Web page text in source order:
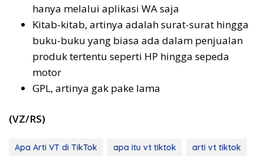
hanya melalui aplikasi WA saja
Kitab-kitab, artinya adalah surat-surat hingga
buku-buku yang biasa ada dalam penjualan
produk tertentu seperti HP hingga sepeda
motor
GPL, artinya gak pake lama
(VZ/RS)
Apa Arti VT di TikTok apa itu vt tiktok arti vt tiktok